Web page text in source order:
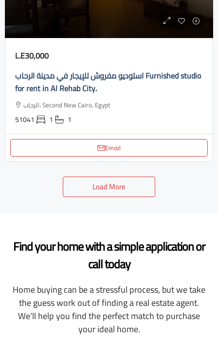
L.E30,000
استوديو مفروش للإيجار في مدينة الرحاب Furnished studio
for rent in Al Rehab City.
الرحاب، Second New Cairo, Egypt
51041 1 1
Email
Load More
Find your home with a simple application or
call today
Home buying can be a stressful process, but we take
the guess work out of finding a real estate agent.
We’ll help you find the perfect match to purchase
your ideal home.